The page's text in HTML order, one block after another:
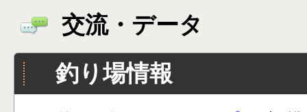
交流・データ
釣り場情報